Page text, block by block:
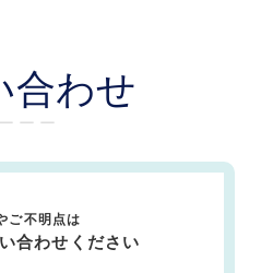
合わせ
ー ー
ご不明点は
合わせください